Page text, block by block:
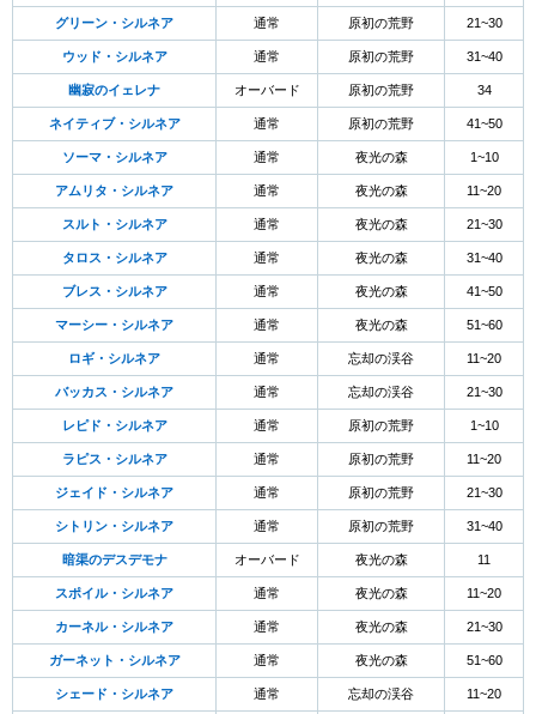
グリーン・シルネア 通常 原初の荒野 21~30
ウッド・シルネア 通常 原初の荒野 31~40
幽寂のイェレナ オーバード 原初の荒野 34
ネイティブ・シルネア 通常 原初の荒野 41~50
ソーマ・シルネア 通常 夜光の森 1~10
アムリタ・シルネア 通常 夜光の森 11~20
スルト・シルネア 通常 夜光の森 21~30
タロス・シルネア 通常 夜光の森 31~40
ブレス・シルネア 通常 夜光の森 41~50
マーシー・シルネア 通常 夜光の森 51~60
ロギ・シルネア 通常 忘却の渓谷 11~20
バッカス・シルネア 通常 忘却の渓谷 21~30
レピド・シルネア 通常 原初の荒野 1~10
ラピス・シルネア 通常 原初の荒野 11~20
ジェイド・シルネア 通常 原初の荒野 21~30
シトリン・シルネア 通常 原初の荒野 31~40
暗渠のデスデモナ オーバード 夜光の森 11
スポイル・シルネア 通常 夜光の森 11~20
カーネル・シルネア 通常 夜光の森 21~30
ガーネット・シルネア 通常 夜光の森 51~60
シェード・シルネア 通常 忘却の渓谷 11~20